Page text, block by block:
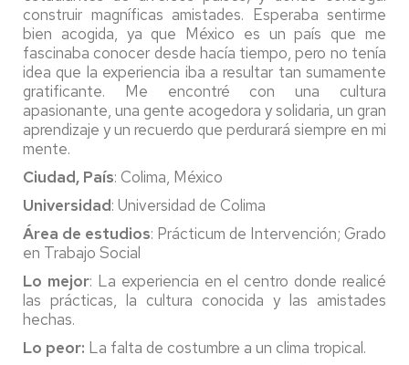
construir magníficas amistades. Esperaba sentirme
bien acogida, ya que México es un país que me
fascinaba conocer desde hacía tiempo, pero no tenía
idea que la experiencia iba a resultar tan sumamente
gratificante. Me encontré con una cultura
apasionante, una gente acogedora y solidaria, un gran
aprendizaje y un recuerdo que perdurará siempre en mi
mente.
Ciudad, País: Colima, México
Universidad: Universidad de Colima
Área de estudios: Prácticum de Intervención; Grado
en Trabajo Social
Lo mejor: La experiencia en el centro donde realicé
las prácticas, la cultura conocida y las amistades
hechas.
Lo peor: La falta de costumbre a un clima tropical.